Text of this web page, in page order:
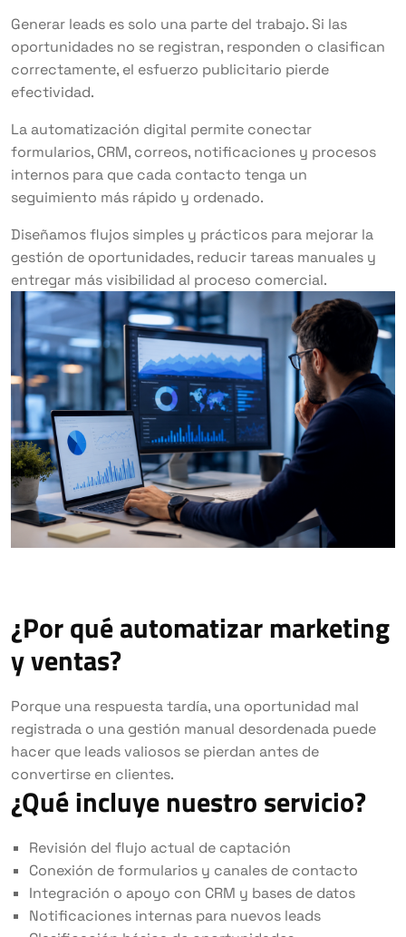
Generar leads es solo una parte del trabajo. Si las
oportunidades no se registran, responden o clasifican
correctamente, el esfuerzo publicitario pierde
efectividad.
La automatización digital permite conectar
formularios, CRM, correos, notificaciones y procesos
internos para que cada contacto tenga un
seguimiento más rápido y ordenado.
Diseñamos flujos simples y prácticos para mejorar la
gestión de oportunidades, reducir tareas manuales y
entregar más visibilidad al proceso comercial.
¿Por qué automatizar marketing
y ventas?
Porque una respuesta tardía, una oportunidad mal
registrada o una gestión manual desordenada puede
hacer que leads valiosos se pierdan antes de
convertirse en clientes.
¿Qué incluye nuestro servicio?
Revisión del flujo actual de captación
Conexión de formularios y canales de contacto
Integración o apoyo con CRM y bases de datos
Notificaciones internas para nuevos leads